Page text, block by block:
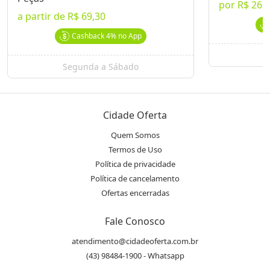
Pedidos agendados e não retirados serão considerados
entregues
Para retirada é cobrada taxa de embalagem no valor de R$5
Não válido pata feriados e datas comemorativas
Restaurante Kabuto Ver Mais Ofertas
Telefone
(43) 3367.7786
a partir de R$ 69,30
Cashback4%no App
Segunda a Sábado
por R$
Cidade Oferta
Quem Somos
Termos de Uso
Política de privacidade
Política de cancelamento
Ofertas encerradas
Fale Conosco
atendimento@cidadeoferta.com.br
(43) 98484-1900 - Whatsapp